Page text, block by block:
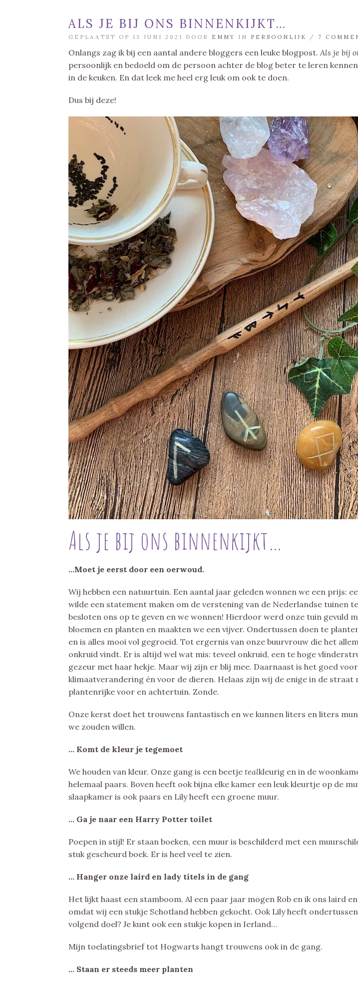
ALS JE BIJ ONS BINNENKIJKT…
GEPLAATST OP 13 JUNI 2021 DOOR EMMY IN PERSOONLIJK / 7
Onlangs zag ik bij een aantal andere bloggers een leuke blogpost. Als je bij
persoonlijk en bedoeld om de persoon achter de blog beter te leren
in de keuken. En dat leek me heel erg leuk om ook te doen.
Dus bij deze!
Als je bij ons binnenkijkt…
…Moet je eerst door een oerwoud.
Wij hebben een natuurtuin. Een aantal jaar geleden wonnen we een prijs:
wilde een statement maken om de verstening van de Nederlandse tuinen
besloten ons op te geven en we wonnen! Hierdoor werd onze tuin gevuld
bloemen en planten en maakten we een vijver. Ondertussen doen te
en is alles mooi vol gegroeid. Tot ergernis van onze buurvrouw die het
onkruid vindt. Er is altijd wel wat mis: teveel onkruid, een te hoge
gezeur met haar hekje. Maar wij zijn er blij mee. Daarnaast is het goed
klimaatverandering én voor de dieren. Helaas zijn wij de enige in de straat
plantenrijke voor en achtertuin. Zonde.
Onze kerst doet het trouwens fantastisch en we kunnen liters en liters
we zouden willen.
… Komt de kleur je tegemoet
We houden van kleur. Onze gang is een beetje tealkleurig en in de
helemaal paars. Boven heeft ook bijna elke kamer een leuk kleurtje op de
slaapkamer is ook paars en Lily heeft een groene muur.
… Ga je naar een Harry Potter toilet
Poepen in stijl! Er staan boeken, een muur is beschilderd met een
stuk gescheurd boek. Er is heel veel te zien.
… Hanger onze laird en lady titels in de gang
Het lijkt haast een stamboom. Al een paar jaar mogen Rob en ik ons laird
omdat wij een stukje Schotland hebben gekocht. Ook Lily heeft
volgend doel? Je kunt ook een stukje kopen in Ierland…
Mijn toelatingsbrief tot Hogwarts hangt trouwens ook in de gang.
… Staan er steeds meer planten